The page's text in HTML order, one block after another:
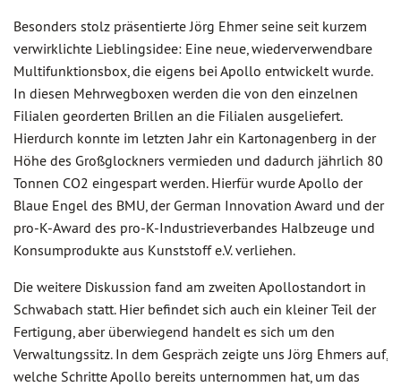
Besonders stolz präsentierte Jörg Ehmer seine seit kurzem
verwirklichte Lieblingsidee: Eine neue, wiederverwendbare
Multifunktionsbox, die eigens bei Apollo entwickelt wurde.
In diesen Mehrwegboxen werden die von den einzelnen
Filialen georderten Brillen an die Filialen ausgeliefert.
Hierdurch konnte im letzten Jahr ein Kartonagenberg in der
Höhe des Großglockners vermieden und dadurch jährlich 80
Tonnen CO2 eingespart werden. Hierfür wurde Apollo der
Blaue Engel des BMU, der German Innovation Award und der
pro-K-Award des pro-K-Industrieverbandes Halbzeuge und
Konsumprodukte aus Kunststoff e.V. verliehen.
Die weitere Diskussion fand am zweiten Apollostandort in
Schwabach statt. Hier befindet sich auch ein kleiner Teil der
Fertigung, aber überwiegend handelt es sich um den
Verwaltungssitz. In dem Gespräch zeigte uns Jörg Ehmers auf,
welche Schritte Apollo bereits unternommen hat, um das